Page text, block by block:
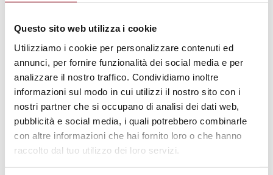
Questo sito web utilizza i cookie
Utilizziamo i cookie per personalizzare contenuti ed
annunci, per fornire funzionalità dei social media e per
analizzare il nostro traffico. Condividiamo inoltre
informazioni sul modo in cui utilizzi il nostro sito con i
nostri partner che si occupano di analisi dei dati web,
pubblicità e social media, i quali potrebbero combinarle
con altre informazioni che hai fornito loro o che hanno
raccolto dal tuo utilizzo dei loro servizi.
post conflitto e desiderano concentrarsi sulle
questioni di genere, sia in relazione alla
situazione che al ruolo delle donne durante
un conflitto armato o nell’ambito di
operazioni di pace.
IPT – Corso di specializzazione sulla
protezione, monitoraggio e riabilitazione dei